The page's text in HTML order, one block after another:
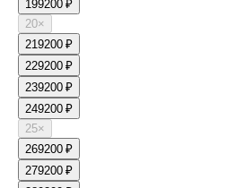
199200 ₽
20×
219200 ₽
229200 ₽
239200 ₽
249200 ₽
25×
269200 ₽
279200 ₽